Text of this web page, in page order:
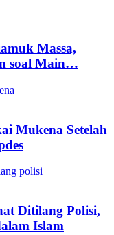
Massa,
soal Main…
Mukena Setelah
Ditilang Polisi,
Islam